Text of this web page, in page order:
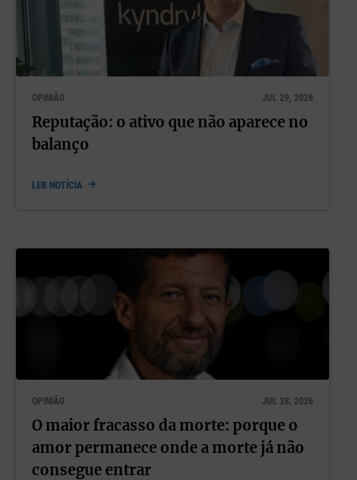
OPINIÃO JUL 29, 2026
Reputação: o ativo que não aparece no
balanço
LER NOTÍCIA
OPINIÃO JUL 28, 2026
O maior fracasso da morte: porque o
amor permanece onde a morte já não
consegue entrar